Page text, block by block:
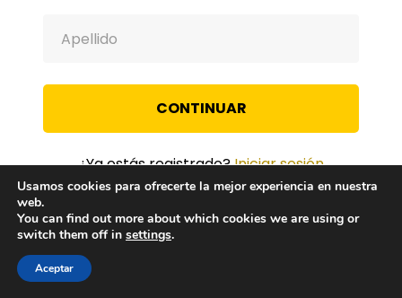
CONTINUAR
¿Ya estás registrado?Iniciar sesión
Usamos cookies para ofrecerte la mejor experiencia en nuestra
web.
You can find out more about which cookies we are using or
switch them off in settings.
Aceptar